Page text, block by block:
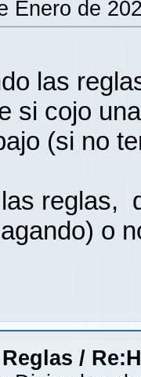
Enero de
las
si cojo
(si no
reglas,
o
/